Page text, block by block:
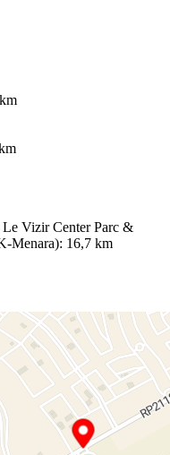
Le Vizir Center Parc &
Menara): 16,7 km